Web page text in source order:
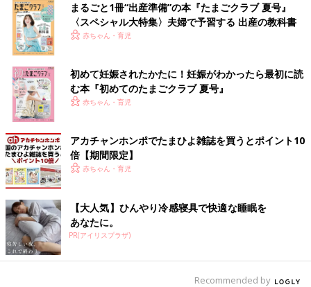
ズ
お風呂タイムが終わったら、赤ちゃんが湯冷めしないうちにお肌
のケアやお着換えをすませてあげることも大切ですね。
赤ちゃんをパッと受け取ってくれる人がいればいいのですが、マ
マひとりの時は、赤ちゃんを一瞬置いて、ママも急いで体を拭か
なくちゃ…。
そんな時にはこんなアイテムも便利ですよ。
湯上りマット
まるごと1冊“出産準備”の本『たまごクラブ 夏号』
〈スペシャル大特集〉夫婦で予習する 出産の教科書
赤ちゃん・育児
初めて妊娠されたかたに！妊娠がわかったら最初に読
む本『初めてのたまごクラブ 夏号』
赤ちゃん・育児
アカチャンホンポでたまひよ雑誌を買うとポイント10
倍【期間限定】
赤ちゃん・育児
【大人気】ひんやり冷感寝具で快適な睡眠を
あなたに。
PR(アイリスプラザ)
Recommended by